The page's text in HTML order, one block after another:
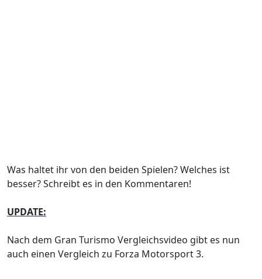
Was haltet ihr von den beiden Spielen? Welches ist
besser? Schreibt es in den Kommentaren!
UPDATE:
Nach dem Gran Turismo Vergleichsvideo gibt es nun
auch einen Vergleich zu Forza Motorsport 3.